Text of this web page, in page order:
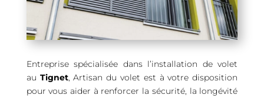
Entreprise spécialisée dans l’installation de volet
au Tignet, Artisan du volet est à votre disposition
pour vous aider à renforcer la sécurité, la longévité